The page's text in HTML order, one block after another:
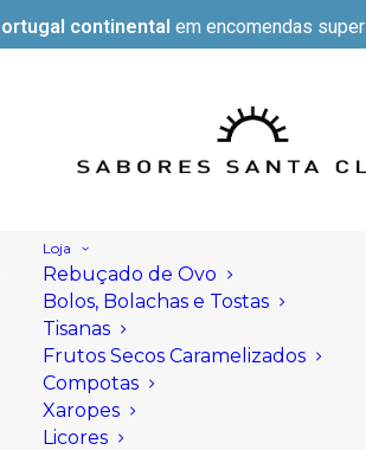
continental em encomendas
Loja
Rebuçado de Ovo
Bolos, Bolachas e Tostas
Tisanas
Frutos Secos Caramelizados
Compotas
Xaropes
Licores